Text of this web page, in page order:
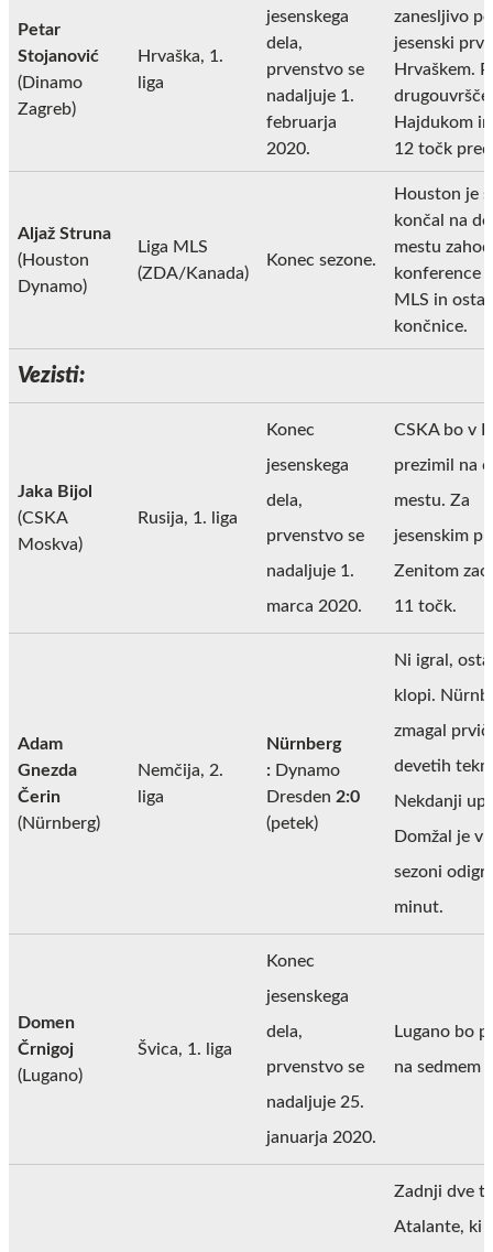
Petar
Stojanović
(Dinamo
Zagreb)
Hrvaška, 1.
liga
jesenskega
dela,
prvenstvo se
nadaljuje 1.
februarja
2020.
zanesljivo
jesenski
Hrvaškem.
Hajdukom
12 točk
Aljaž Struna
(Houston
Dynamo)
Liga MLS
(ZDA/Kanada)
Konec sezone.
Houston je
končal na
mestu
konference
MLS in ostal
končnice.
Vezisti:
Jaka Bijol
(CSKA
Moskva)
Rusija, 1. liga
Konec
jesenskega
dela,
prvenstvo se
nadaljuje 1.
marca 2020.
CSKA bo v
prezimil na
mestu. Za
jesenskim
Zenitom
11 točk.
Adam
Gnezda
Čerin
(Nürnberg)
Nemčija, 2.
liga
Nürnberg
: Dynamo
Dresden 2:0
(petek)
Ni igral,
klopi.
zmagal
devetih
Nekdanji up
Domžal je v
sezoni
minut.
Domen
Črnigoj
(Lugano)
Švica, 1. liga
Konec
jesenskega
dela,
prvenstvo se
nadaljuje 25.
januarja 2020.
Lugano bo
na sedmem
Zadnji dve
Atalante, ki